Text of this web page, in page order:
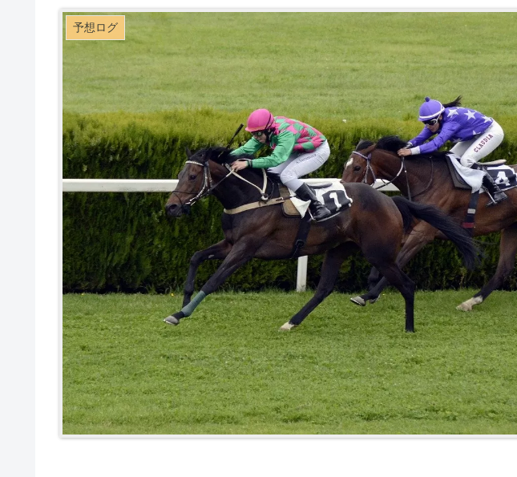
予想ログ